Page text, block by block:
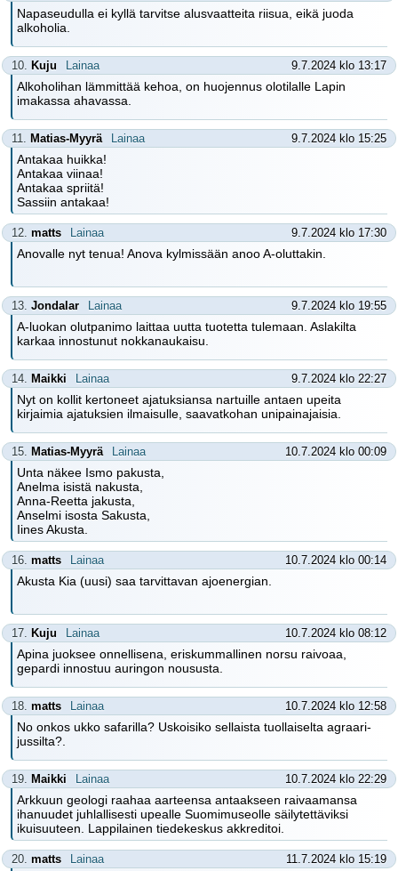
Napaseudulla ei kyllä tarvitse alusvaatteita riisua, eikä juoda
alkoholia.
10. Kuju Lainaa 9.7.2024 klo 13:17
Alkoholihan lämmittää kehoa, on huojennus olotilalle Lapin
imakassa ahavassa.
11. Matias-Myyrä Lainaa 9.7.2024 klo 15:25
Antakaa huikka!
Antakaa viinaa!
Antakaa spriitä!
Sassiin antakaa!
12. matts Lainaa 9.7.2024 klo 17:30
Anovalle nyt tenua! Anova kylmissään anoo A-oluttakin.
13. Jondalar Lainaa 9.7.2024 klo 19:55
A-luokan olutpanimo laittaa uutta tuotetta tulemaan. Aslakilta
karkaa innostunut nokkanaukaisu.
14. Maikki Lainaa 9.7.2024 klo 22:27
Nyt on kollit kertoneet ajatuksiansa nartuille antaen upeita
kirjaimia ajatuksien ilmaisulle, saavatkohan unipainajaisia.
15. Matias-Myyrä Lainaa 10.7.2024 klo 00:09
Unta näkee Ismo pakusta,
Anelma isistä nakusta,
Anna-Reetta jakusta,
Anselmi isosta Sakusta,
Iines Akusta.
16. matts Lainaa 10.7.2024 klo 00:14
Akusta Kia (uusi) saa tarvittavan ajoenergian.
17. Kuju Lainaa 10.7.2024 klo 08:12
Apina juoksee onnellisena, eriskummallinen norsu raivoaa,
gepardi innostuu auringon noususta.
18. matts Lainaa 10.7.2024 klo 12:58
No onkos ukko safarilla? Uskoisiko sellaista tuollaiselta agraari-
jussilta?.
19. Maikki Lainaa 10.7.2024 klo 22:29
Arkkuun geologi raahaa aarteensa antaakseen raivaamansa
ihanuudet juhlallisesti upealle Suomimuseolle säilytettäviksi
ikuisuuteen. Lappilainen tiedekeskus akkreditoi.
20. matts Lainaa 11.7.2024 klo 15:19